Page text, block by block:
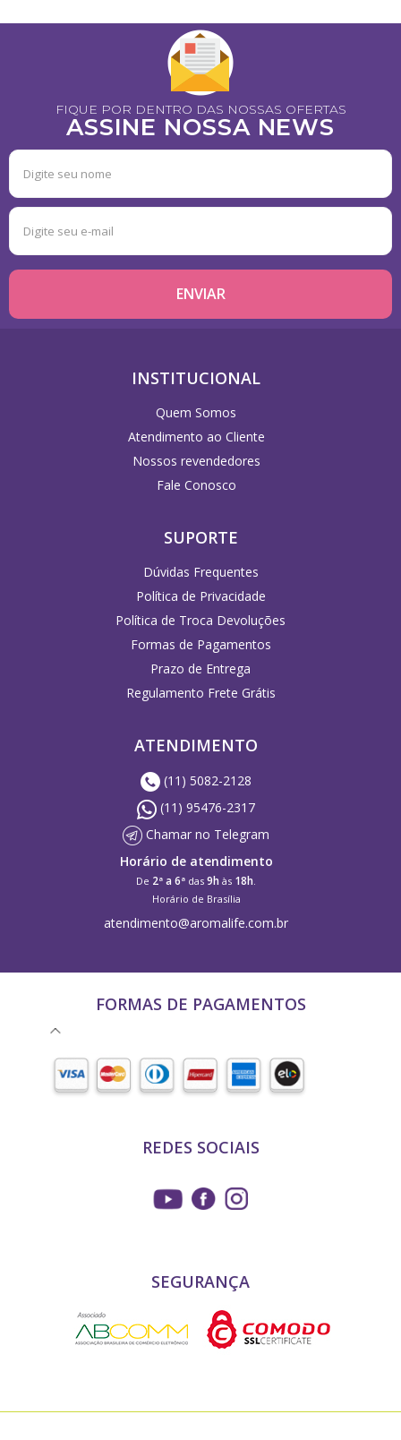
FIQUE POR DENTRO DAS NOSSAS OFERTAS
ASSINE NOSSA NEWS
INSTITUCIONAL
Quem Somos
Atendimento ao Cliente
Nossos revendedores
Fale Conosco
SUPORTE
Dúvidas Frequentes
Política de Privacidade
Política de Troca Devoluções
Formas de Pagamentos
Prazo de Entrega
Regulamento Frete Grátis
ATENDIMENTO
(11) 5082-2128
(11) 95476-2317
Chamar no Telegram
Horário de atendimento
De 2ª a 6ª das 9h às 18h
Horário de Brasília
atendimento@aromalife.com.br
FORMAS DE PAGAMENTOS
REDES SOCIAIS
SEGURANÇA